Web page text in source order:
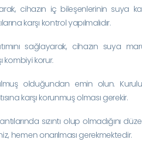
cihazın iç bileşenlerinin suya
karşı kontrol yapılmalıdır.
sağlayarak, cihazın suya
kombiyi korur.
olduğundan emin olun.
karşı korunmuş olması gerekir.
sızıntı olup olmadığını
hemen onarılması gerekmektedir.